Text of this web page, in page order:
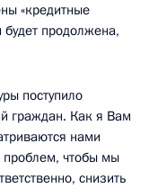
«кредитные
продолжена,
поступило
граждан. Как я Вам
нами
проблем, чтобы мы
снизить